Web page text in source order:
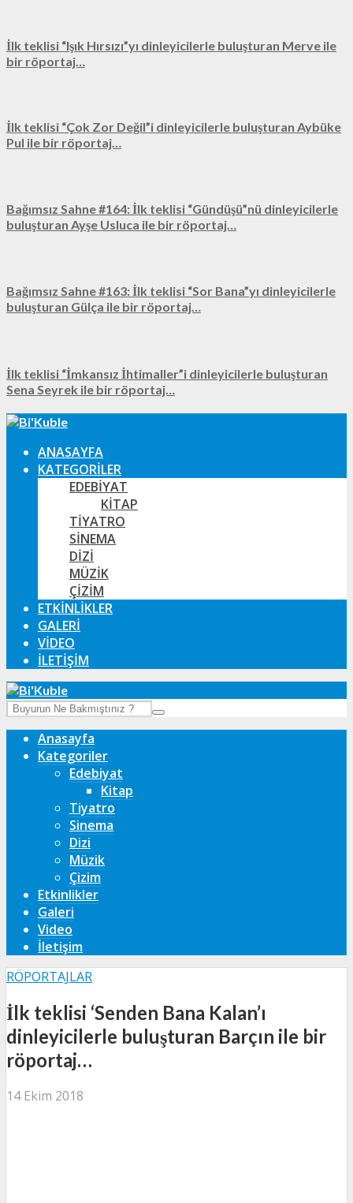
İlk teklisi “Işık Hırsızı”yı dinleyicilerle buluşturan Merve ile
bir röportaj…
İlk teklisi “Çok Zor Değil”i dinleyicilerle buluşturan Aybüke
Pul ile bir röportaj…
Bağımsız Sahne #164: İlk teklisi “Gündüşü”nü dinleyicilerle
buluşturan Ayşe Usluca ile bir röportaj…
Bağımsız Sahne #163: İlk teklisi “Sor Bana”yı dinleyicilerle
buluşturan Gülça ile bir röportaj…
İlk teklisi “İmkansız İhtimaller”i dinleyicilerle buluşturan
Sena Seyrek ile bir röportaj…
ANASAYFA
KATEGORILER
EDEBIYAT
KITAP
TIYATRO
SINEMA
DIZI
MÜZIK
ÇIZIM
ETKINLIKLER
GALERI
VIDEO
İLETIŞIM
Anasayfa
Kategoriler
Edebiyat
Kitap
Tiyatro
Sinema
Dizi
Müzik
Çizim
Etkinlikler
Galeri
Video
İletişim
RÖPORTAJLAR
İlk teklisi ‘Senden Bana Kalan’ı
dinleyicilerle buluşturan Barçın ile bir
röportaj…
14 Ekim 2018